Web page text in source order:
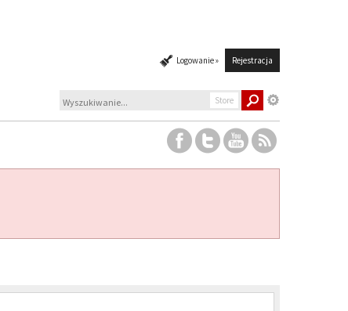
Logowanie » Rejestracja
Store